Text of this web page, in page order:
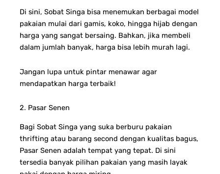
Di sini, Sobat Singa bisa menemukan berbagai model
pakaian mulai dari gamis, koko, hingga hijab dengan
harga yang sangat bersaing. Bahkan, jika membeli
dalam jumlah banyak, harga bisa lebih murah lagi.
Jangan lupa untuk pintar menawar agar
mendapatkan harga terbaik!
2. Pasar Senen
Bagi Sobat Singa yang suka berburu pakaian
thrifting atau barang second dengan kualitas bagus,
Pasar Senen adalah tempat yang tepat. Di sini
tersedia banyak pilihan pakaian yang masih layak